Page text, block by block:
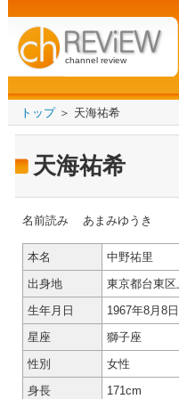
channel review
トップ＞ 天海祐希
天海祐希
名前読み あまみゆうき
本名
中野祐里
出身地
東京都台東区
生年月日
1967年8月8日
星座
獅子座
性別
女性
身長
171cm